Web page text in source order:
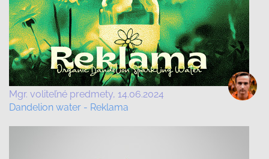
Mgr. voliteľné predmety 14.06.2024
Dandelion water - Reklama